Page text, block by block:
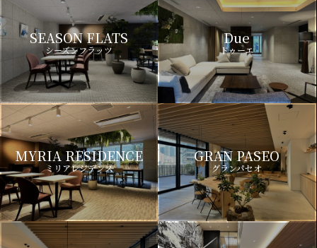
SEASON FLATS
シーズンフラッツ
Due
ドゥーエ
MYRIA RESIDENCE
ミリアレジデンス
GRAN PASEO
グランパセオ